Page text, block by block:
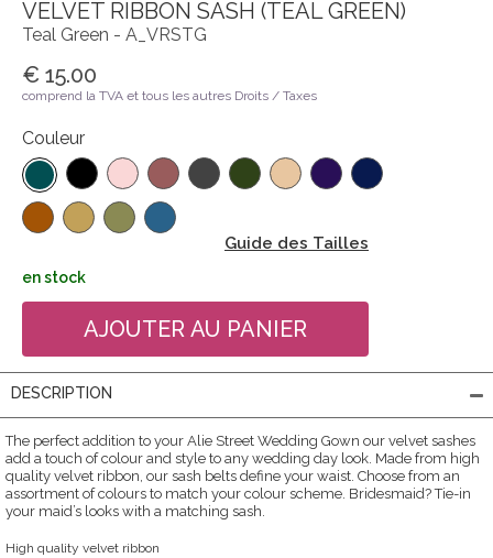
VELVET RIBBON SASH (TEAL GREEN)
Teal Green - A_VRSTG
€ 15.00
comprend la TVA et tous les autres Droits / Taxes
Couleur
Guide des Tailles
en stock
DESCRIPTION
The perfect addition to your Alie Street Wedding Gown our velvet sashes
add a touch of colour and style to any wedding day look. Made from high
quality velvet ribbon, our sash belts define your waist. Choose from an
assortment of colours to match your colour scheme. Bridesmaid? Tie-in
your maid’s looks with a matching sash.
High quality velvet ribbon